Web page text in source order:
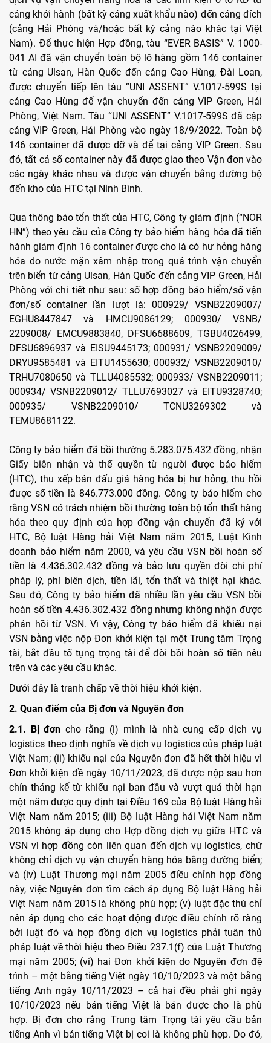
cảng khởi hành (bất kỳ cảng xuất khẩu nào) đến cảng đích
(cảng Hải Phòng và/hoặc bất kỳ cảng nào khác tại Việt
Nam). Để thực hiện Hợp đồng, tàu “EVER BASIS” V. 1000-
041 AI đã vận chuyển toàn bộ lô hàng gồm 146 container
từ cảng Ulsan, Hàn Quốc đến cảng Cao Hùng, Đài Loan,
được chuyển tiếp lên tàu “UNI ASSENT” V.1017-599S tại
cảng Cao Hùng để vận chuyển đến cảng VIP Green, Hải
Phòng, Việt Nam. Tàu “UNI ASSENT” V.1017-599S đã cập
cảng VIP Green, Hải Phòng vào ngày 18/9/2022. Toàn bộ
146 container đã được dỡ và để tại cảng VIP Green. Sau
đó, tất cả số container này đã được giao theo Vận đơn vào
các ngày khác nhau và được vận chuyển bằng đường bộ
đến kho của HTC tại Ninh Bình.
Qua thông báo tổn thất của HTC, Công ty giám định (“NOR
HN”) theo yêu cầu của Công ty bảo hiểm hàng hóa đã tiến
hành giám định 16 container được cho là có hư hỏng hàng
hóa do nước mặn xâm nhập trong quá trình vận chuyển
trên biển từ cảng Ulsan, Hàn Quốc đến cảng VIP Green, Hải
Phòng với chi tiết như sau: số hợp đồng bảo hiểm/số vận
đơn/số container lần lượt là: 000929/ VSNB2209007/
EGHU8447847 và HMCU9086129; 000930/ VSNB/
2209008/ EMCU9883840, DFSU6688609, TGBU4026499,
DFSU6896937 và EISU9445173; 000931/ VSNB2209009/
DRYU9585481 và EITU1455630; 000932/ VSNB2209010/
TRHU7080650 và TLLU4085532; 000933/ VSNB2209011;
000934/ VSNB2209012/ TLLU7693027 và EITU9328740;
000935/ VSNB2209010/ TCNU3269302 và
TEMU8681122.
Công ty bảo hiểm đã bồi thường 5.283.075.432 đồng, nhận
Giấy biên nhận và thế quyền từ người được bảo hiểm
(HTC), thu xếp bán đấu giá hàng hóa bị hư hỏng, thu hồi
được số tiền là 846.773.000 đồng. Công ty bảo hiểm cho
rằng VSN có trách nhiệm bồi thường toàn bộ tổn thất hàng
hóa theo quy định của hợp đồng vận chuyển đã ký với
HTC, Bộ luật Hàng hải Việt Nam năm 2015, Luật Kinh
doanh bảo hiểm năm 2000, và yêu cầu VSN bồi hoàn số
tiền là 4.436.302.432 đồng và bảo lưu quyền đòi chi phí
pháp lý, phí biên dịch, tiền lãi, tổn thất và thiệt hại khác.
Sau đó, Công ty bảo hiểm đã nhiều lần yêu cầu VSN bồi
hoàn số tiền 4.436.302.432 đồng nhưng không nhận được
phản hồi từ VSN. Vì vậy, Công ty bảo hiểm đã khiếu nại
VSN bằng việc nộp Đơn khởi kiện tại một Trung tâm Trọng
tài, bắt đầu tố tụng trọng tài để đòi bồi hoàn số tiền nêu
trên và các yêu cầu khác.
Dưới đây là tranh chấp về thời hiệu khởi kiện.
2. Quan điểm của Bị đơn và Nguyên đơn
2.1. Bị đơn cho rằng (i) mình là nhà cung cấp dịch vụ
logistics theo định nghĩa về dịch vụ logistics của pháp luật
Việt Nam; (ii) khiếu nại của Nguyên đơn đã hết thời hiệu vì
Đơn khởi kiện đề ngày 10/11/2023, đã được nộp sau hơn
chín tháng kể từ khiếu nại ban đầu và vượt quá thời hạn
một năm được quy định tại Điều 169 của Bộ luật Hàng hải
Việt Nam năm 2015; (iii) Bộ luật Hàng hải Việt Nam năm
2015 không áp dụng cho Hợp đồng dịch vụ giữa HTC và
VSN vì hợp đồng còn liên quan đến dịch vụ logistics, chứ
không chỉ dịch vụ vận chuyển hàng hóa bằng đường biển;
và (iv) Luật Thương mại năm 2005 điều chỉnh hợp đồng
này, việc Nguyên đơn tìm cách áp dụng Bộ luật Hàng hải
Việt Nam năm 2015 là không phù hợp; (v) luật đặc thù chỉ
nên áp dụng cho các hoạt động được điều chỉnh rõ ràng
bởi luật đó và hợp đồng dịch vụ logistics phải tuân thủ
pháp luật về thời hiệu theo Điều 237.1(f) của Luật Thương
mại năm 2005; (vi) hai Đơn khởi kiện do Nguyên đơn đệ
trình – một bằng tiếng Việt ngày 10/10/2023 và một bằng
tiếng Anh ngày 10/11/2023 – cả hai đều phải ghi ngày
10/10/2023 nếu bản tiếng Việt là bản được cho là phù
hợp. Bị đơn cho rằng Trung tâm Trọng tài yêu cầu bản
tiếng Anh vì bản tiếng Việt bị coi là không phù hợp. Do đó,